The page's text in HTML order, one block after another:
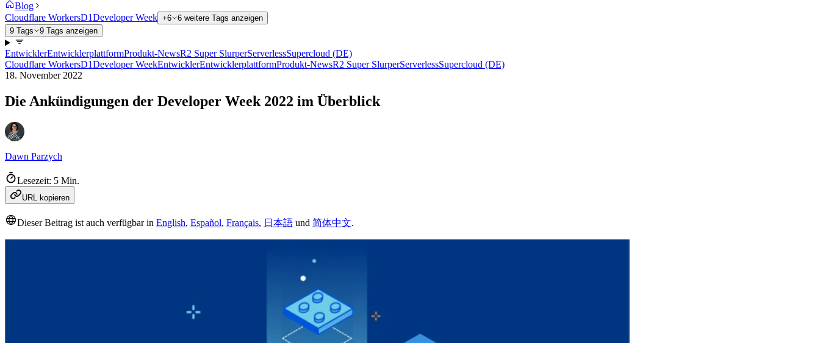
Blog
Cloudflare WorkersD1Developer Week +6
6 weitere Tags anzeigen
9 Tags
9 Tags anzeigen
EntwicklerEntwicklerplattformProdukt-NewsR2 Super SlurperServerlessSupercloud (DE)
Cloudflare WorkersD1Developer WeekEntwicklerEntwicklerplattformProdukt-NewsR2 Super SlurperServerlessSupercloud (DE)
18. November 2022
Die Ankündigungen der Developer Week 2022 im Überblick
Dawn Parzych
Lesezeit: 5 Min.
URL kopieren
Dieser Beitrag ist auch verfügbar in English, Español, Français, 日本語 und 简体中文.